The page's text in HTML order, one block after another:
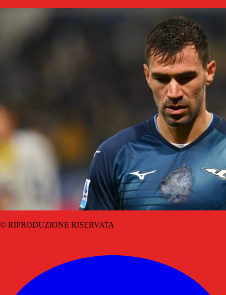
© RIPRODUZIONE RISERVATA